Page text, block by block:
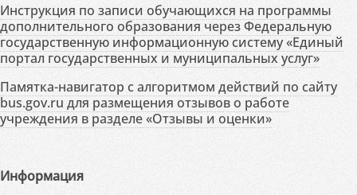
Инструкция по записи обучающихся на программы
дополнительного образования через Федеральную
государственную информационную систему «Единый
портал государственных и муниципальных услуг»
Памятка-навигатор с алгоритмом действий по сайту
bus.gov.ru для размещения отзывов о работе
учреждения в разделе «Отзывы и оценки»
Информация